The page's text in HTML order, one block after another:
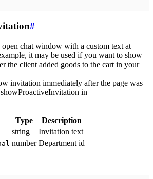
#
chat window with a custom text at
it may be used if you want to show
the client added goods to the cart in your
invitation immediately after the page was
in
Type
Description
string
Invitation text
number Department id